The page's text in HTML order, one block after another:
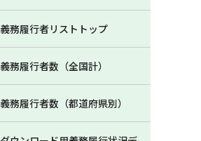
義務履行者リストトップ
義務履行者数（全国計）
義務履行者数（都道府県別）